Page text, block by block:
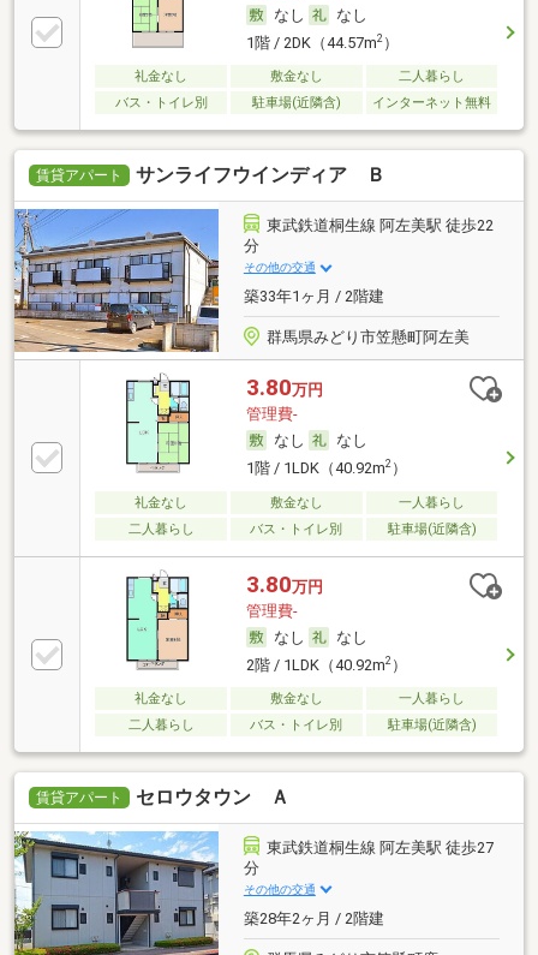
なし
なし
1階 / 2DK（44.57m2）
礼金なし 敷金なし
二人暮らし
バス・トイレ別
駐車場(近隣含) インターネット無料
賃貸アパート サンライフウインディア Ｂ
東武鉄道桐生線 阿左美駅 徒歩22
分
その他の交通
築33年1ヶ月 / 2階建
群馬県みどり市笠懸町阿左美
3.80万円
管理費-
なし
なし
1階 / 1LDK（40.92m2）
礼金なし 敷金なし
一人暮らし
二人暮らし
バス・トイレ別 駐車場(近隣含)
3.80万円
管理費-
なし
なし
2階 / 1LDK（40.92m2）
礼金なし 敷金なし
一人暮らし
二人暮らし
バス・トイレ別 駐車場(近隣含)
賃貸アパート セロウタウン Ａ
東武鉄道桐生線 阿左美駅 徒歩27
分
その他の交通
築28年2ヶ月 / 2階建